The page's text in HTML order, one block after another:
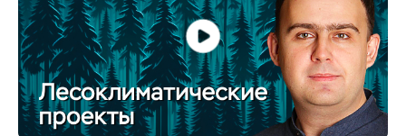
Об аспирантуре
Поступление
Обучение